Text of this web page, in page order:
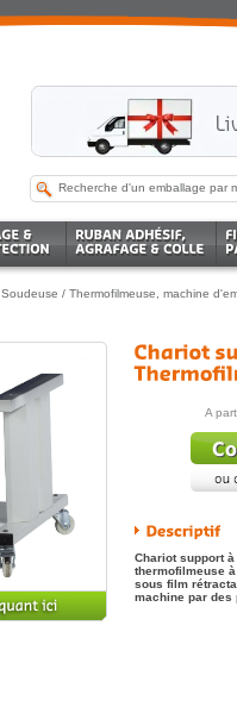
Soudeuse / Thermofilmeuse, machine
A
Chariot support
thermofilmeuse
sous film
machine par des